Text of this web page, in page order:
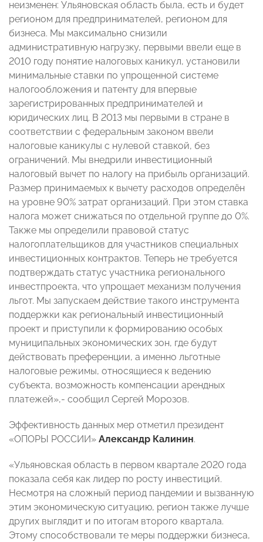
неизменен: Ульяновская область была, есть и будет
регионом для предпринимателей, регионом для
бизнеса. Мы максимально снизили
административную нагрузку, первыми ввели еще в
2010 году понятие налоговых каникул, установили
минимальные ставки по упрощенной системе
налогообложения и патенту для впервые
зарегистрированных предпринимателей и
юридических лиц. В 2013 мы первыми в стране в
соответствии с федеральным законом ввели
налоговые каникулы с нулевой ставкой, без
ограничений. Мы внедрили инвестиционный
налоговый вычет по налогу на прибыль организаций.
Размер принимаемых к вычету расходов определён
на уровне 90% затрат организаций. При этом ставка
налога может снижаться по отдельной группе до 0%.
Также мы определили правовой статус
налогоплательщиков для участников специальных
инвестиционных контрактов. Теперь не требуется
подтверждать статус участника регионального
инвестпроекта, что упрощает механизм получения
льгот. Мы запускаем действие такого инструмента
поддержки как региональный инвестиционный
проект и приступили к формированию особых
муниципальных экономических зон, где будут
действовать преференции, а именно льготные
налоговые режимы, относящиеся к ведению
субъекта, возможность компенсации арендных
платежей»,- сообщил Сергей Морозов.
Эффективность данных мер отметил президент
«ОПОРЫ РОССИИ» Александр Калинин.
«Ульяновская область в первом квартале 2020 года
показала себя как лидер по росту инвестиций.
Несмотря на сложный период пандемии и вызванную
этим экономическую ситуацию, регион также лучше
других выглядит и по итогам второго квартала.
Этому способствовали те меры поддержки бизнеса,